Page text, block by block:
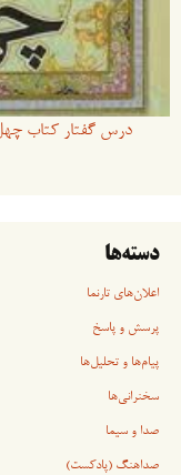
درس گفتار کتاب
دسته‌ها
اعلان‌های تارنما
پرسش و پاسخ
پیام‌ها و تحلیل‌ها
سخنرانی‏‏‌ها
صدا و سیما
صداهنگ (پادکست)